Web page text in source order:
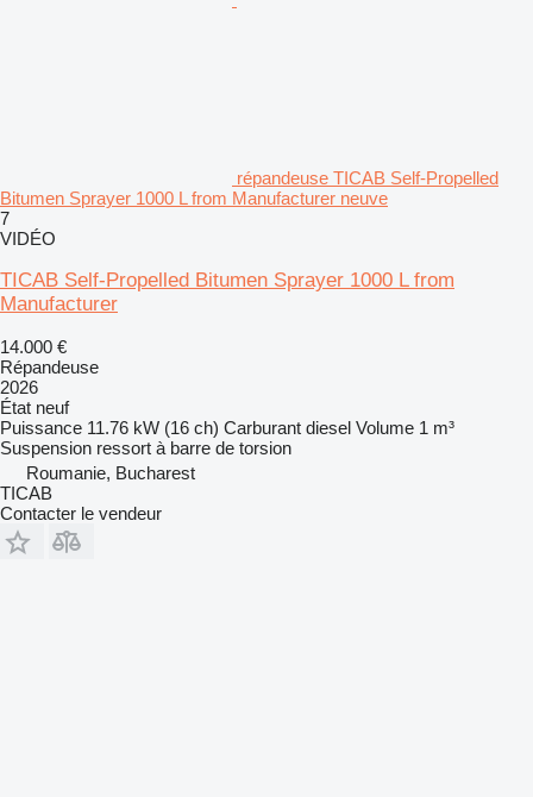
répandeuse TICAB Self-Propelled
Bitumen Sprayer 1000 L from Manufacturer neuve
7
VIDÉO
TICAB Self-Propelled Bitumen Sprayer 1000 L from
Manufacturer
14.000 €
Répandeuse
2026
État neuf
Puissance 11.76 kW (16 ch) Carburant diesel Volume 1 m³
Suspension ressort à barre de torsion
Roumanie, Bucharest
TICAB
Contacter le vendeur